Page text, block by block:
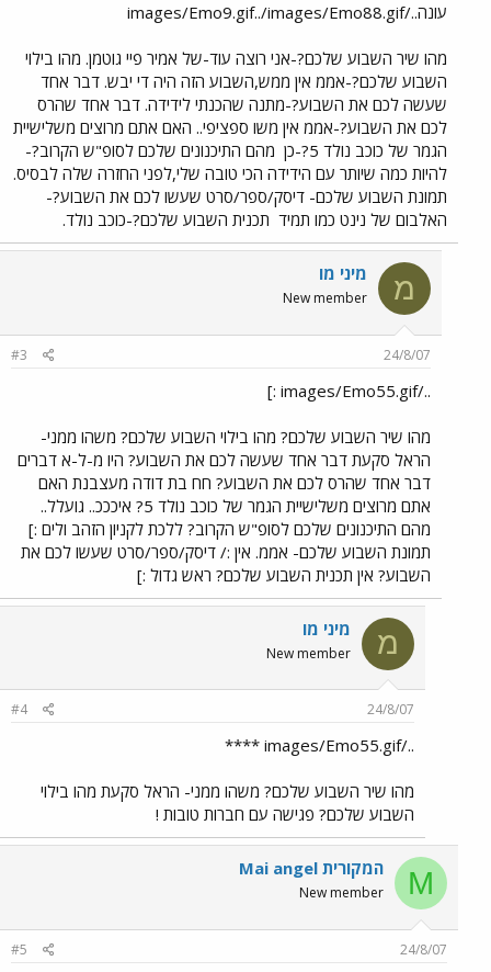
עונה../images/Emo9.gif../images/Emo88.gif
מהו שיר השבוע שלכם?-אני רוצה עוד-של אמיר פיי גוטמן. מהו בילוי
השבוע שלכם?-אממ אין ממש,השבוע הזה היה די יבש. דבר אחד
שעשה לכם את השבוע?-מתנה שהכנתי לידידה. דבר אחד שהרס
לכם את השבוע?-אממ אין משו ספציפי.. האם אתם מרוצים משלישיית
הגמר של כוכב נולד 5?-כן
מהם התיכנונים שלכם לסופ"ש הקרוב?-
להיות כמה שיותר עם הידידה הכי טובה שלי,לפני החזרה שלה לבסיס.
תמונת השבוע שלכם- דיסק/ספר/סרט שעשו לכם את השבוע?-
האלבום של נינט כמו תמיד תכנית השבוע שלכם?-כוכב נולד.
מ מיני מו
New member
24/8/07
#3
../images/Emo55.gif :]
מהו שיר השבוע שלכם? מהו בילוי השבוע שלכם? משהו ממני-
הראל סקעת דבר אחד שעשה לכם את השבוע? היו מ-ל-א דברים
דבר אחד שהרס לכם את השבוע? חח בת דודה מעצבנת האם
אתם מרוצים משלישיית הגמר של כוכב נולד 5? איכככ.. גועלל..
מהם התיכנונים שלכם לסופ"ש הקרוב? ללכת לקניון הזהב ולים :]
תמונת השבוע שלכם- אממ. אין :/ דיסק/ספר/סרט שעשו לכם את
השבוע? אין תכנית השבוע שלכם? ראש גדול :]
מ מיני מו
New member
24/8/07
#4
../images/Emo55.gif ****
מהו שיר השבוע שלכם? משהו ממני- הראל סקעת מהו בילוי
השבוע שלכם? פגישה עם חברות טובות !
M Mai angel המקורית
New member
24/8/07
#5